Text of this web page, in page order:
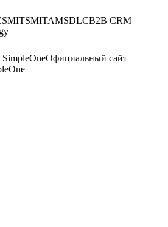
ITSMITAMSDLCB2B CRM
Официальный сайт